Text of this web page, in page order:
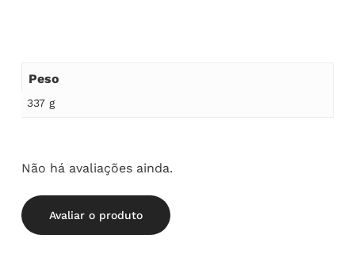
Peso
337 g
Não há avaliações ainda.
Avaliar o produto